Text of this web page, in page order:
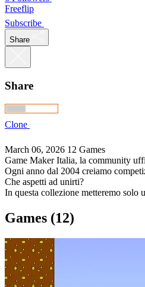
Freeflip
Subscribe
Share
Share
Clone
March 06, 2026 12 Games
Game Maker Italia, la community
Ogni anno dal 2004 creiamo
Che aspetti ad unirti?
In questa collezione metteremo solo
Games (12)